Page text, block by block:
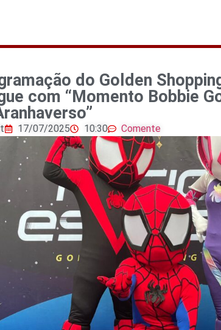
do Golden
com “Momento Bobbie
17/07/2025 10:30 Comente